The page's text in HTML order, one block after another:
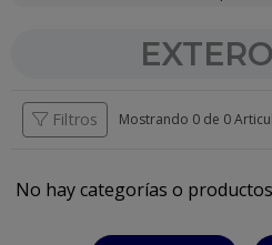
Filtros Mostrando 0 de 0
No hay categorías o